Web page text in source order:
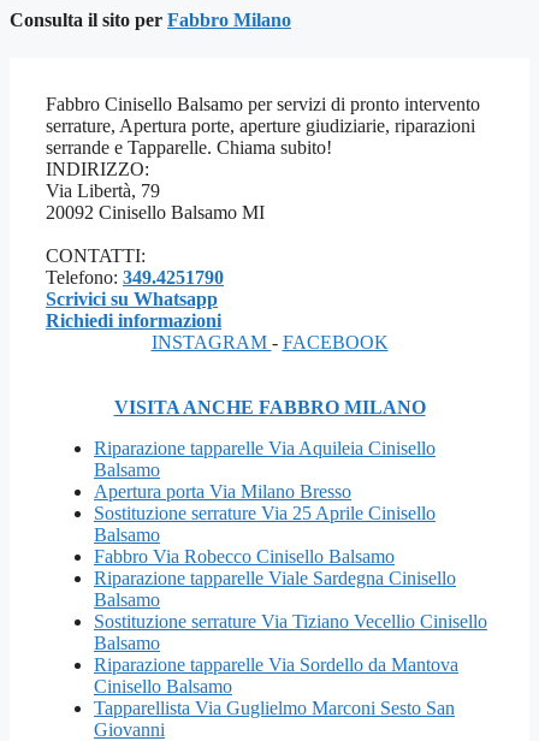
Consulta il sito per Fabbro Milano
Fabbro Cinisello Balsamo per servizi di pronto intervento
serrature, Apertura porte, aperture giudiziarie, riparazioni
serrande e Tapparelle. Chiama subito!
INDIRIZZO:
Via Libertà, 79
20092 Cinisello Balsamo MI
CONTATTI:
Telefono: 349.4251790
Scrivici su Whatsapp
Richiedi informazioni
INSTAGRAM - FACEBOOK
VISITA ANCHE FABBRO MILANO
Riparazione tapparelle Via Aquileia Cinisello
Balsamo
Apertura porta Via Milano Bresso
Sostituzione serrature Via 25 Aprile Cinisello
Balsamo
Fabbro Via Robecco Cinisello Balsamo
Riparazione tapparelle Viale Sardegna Cinisello
Balsamo
Sostituzione serrature Via Tiziano Vecellio Cinisello
Balsamo
Riparazione tapparelle Via Sordello da Mantova
Cinisello Balsamo
Tapparellista Via Guglielmo Marconi Sesto San
Giovanni